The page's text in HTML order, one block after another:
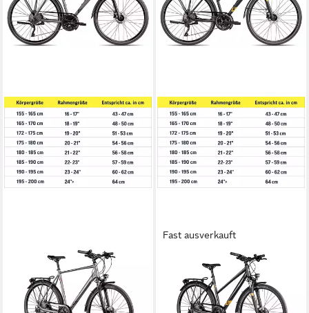
2R MANUFAKTUR
Trekkingrad TLX30
60 cm Rahmenhöhe
Gänge
Fast ausverkauft
2R MANUFAKTUR
Trekkingrad TRS30 Trapez
51 cm Rahmenhöhe
Gänge